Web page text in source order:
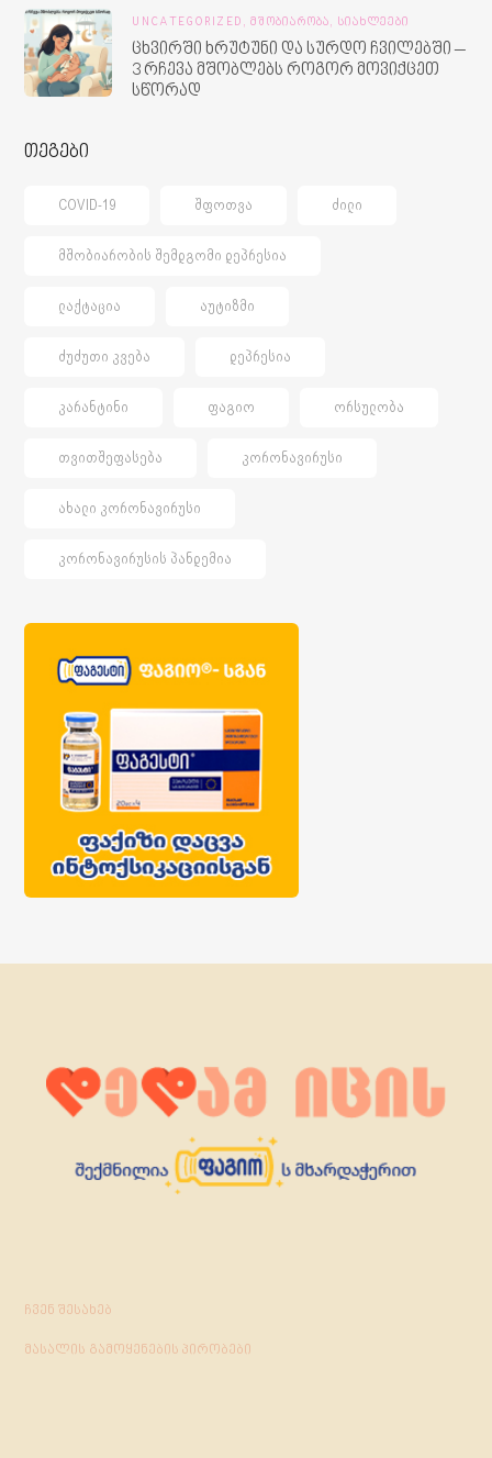
UNCATEGORIZED, ᲛᲨᲝᲑᲘᲐᲠᲝᲑᲐ, ᲡᲘᲐᲮᲚᲔᲔᲑᲘ
ცხვირში ხრუტუნი და სურდო ჩვილებში –
3 რჩევა მშობლებს როგორ მოვიქცეთ
სწორად
თეგები
COVID-19 ᲨᲤᲝᲗᲕᲐ ᲫᲘᲚᲘ
ᲛᲨᲝᲑᲘᲐᲠᲝᲑᲘᲡ ᲨᲔᲛᲓᲒᲝᲛᲘ ᲓᲔᲞᲠᲔᲡᲘᲐ
ᲚᲐᲥᲢᲐᲪᲘᲐ ᲐᲣᲢᲘᲖᲛᲘ
ᲫᲣᲫᲣᲗᲘ ᲙᲕᲔᲑᲐ ᲓᲔᲞᲠᲔᲡᲘᲐ
ᲙᲐᲠᲐᲜᲢᲘᲜᲘ ᲤᲐᲒᲘᲝ ᲝᲠᲡᲣᲚᲝᲑᲐ
ᲗᲕᲘᲗᲨᲔᲤᲐᲡᲔᲑᲐ ᲙᲝᲠᲝᲜᲐᲕᲘᲠᲣᲡᲘ
ᲐᲮᲐᲚᲘ ᲙᲝᲠᲝᲜᲐᲕᲘᲠᲣᲡᲘ
ᲙᲝᲠᲝᲜᲐᲕᲘᲠᲣᲡᲘᲡ ᲞᲐᲜᲓᲔᲛᲘᲐ
ჩვენ შესახებ
მასალის გამოყენების პირობები